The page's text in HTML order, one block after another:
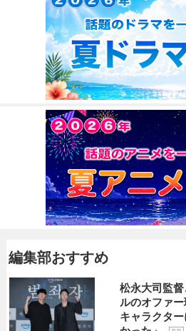
編集部おすすめ
松永大司監
ルのオファ
キャラクタ